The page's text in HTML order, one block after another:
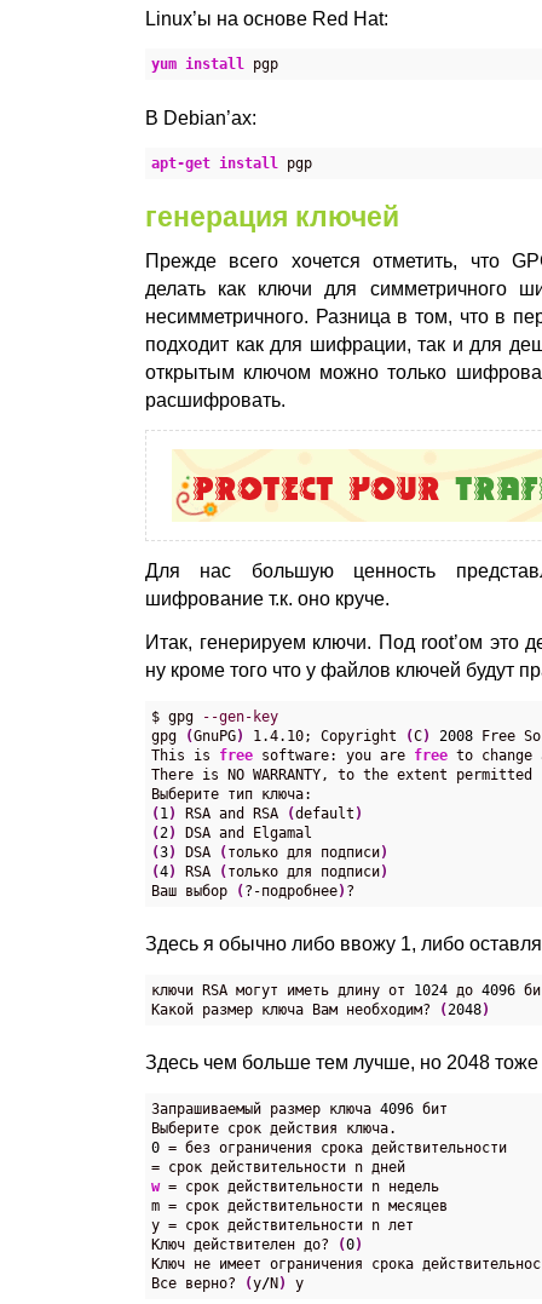
Linux’ы на основе Red Hat:
yum install pgp
В Debian’ах:
apt-get install pgp
генерация ключей
Прежде всего хочется отметить, что
делать как ключи для симметричного
несимметричного. Разница в том, что в
подходит как для шифрации, так и для
открытым ключом можно только
расшифровать.
Для нас большую ценность
шифрование т.к. оно круче.
Итак, генерируем ключи. Под root’ом это
ну кроме того что у файлов ключей будут
$ gpg
--gen-key
gpg
(GnuPG) 1.4.10; Copyright (C) 2008 Free
This is free software: you are free to
There is NO WARRANTY, to the extent
(1 ) RSA and RSA (default )
(2)
(3) DSA (только для подписи)
(4) RSA (только для подписи)
Ваш выбор
(?-подробнее) ?
Здесь я обычно либо ввожу 1, либо
ключи RSA могут иметь длину от 1024 до 4096
Какой размер ключа Вам необходим?
(2048)
Здесь чем больше тем лучше, но 2048 тоже
Запрашиваемый размер ключа 4096 бит
0 = без ограничения срока действительности
w = срок действительности n недель
m = срок действительности n месяцев
y = срок действительности n лет
Ключ действителен до?
(0)
Ключ не имеет ограничения срока
Все верно?
(y/N) y